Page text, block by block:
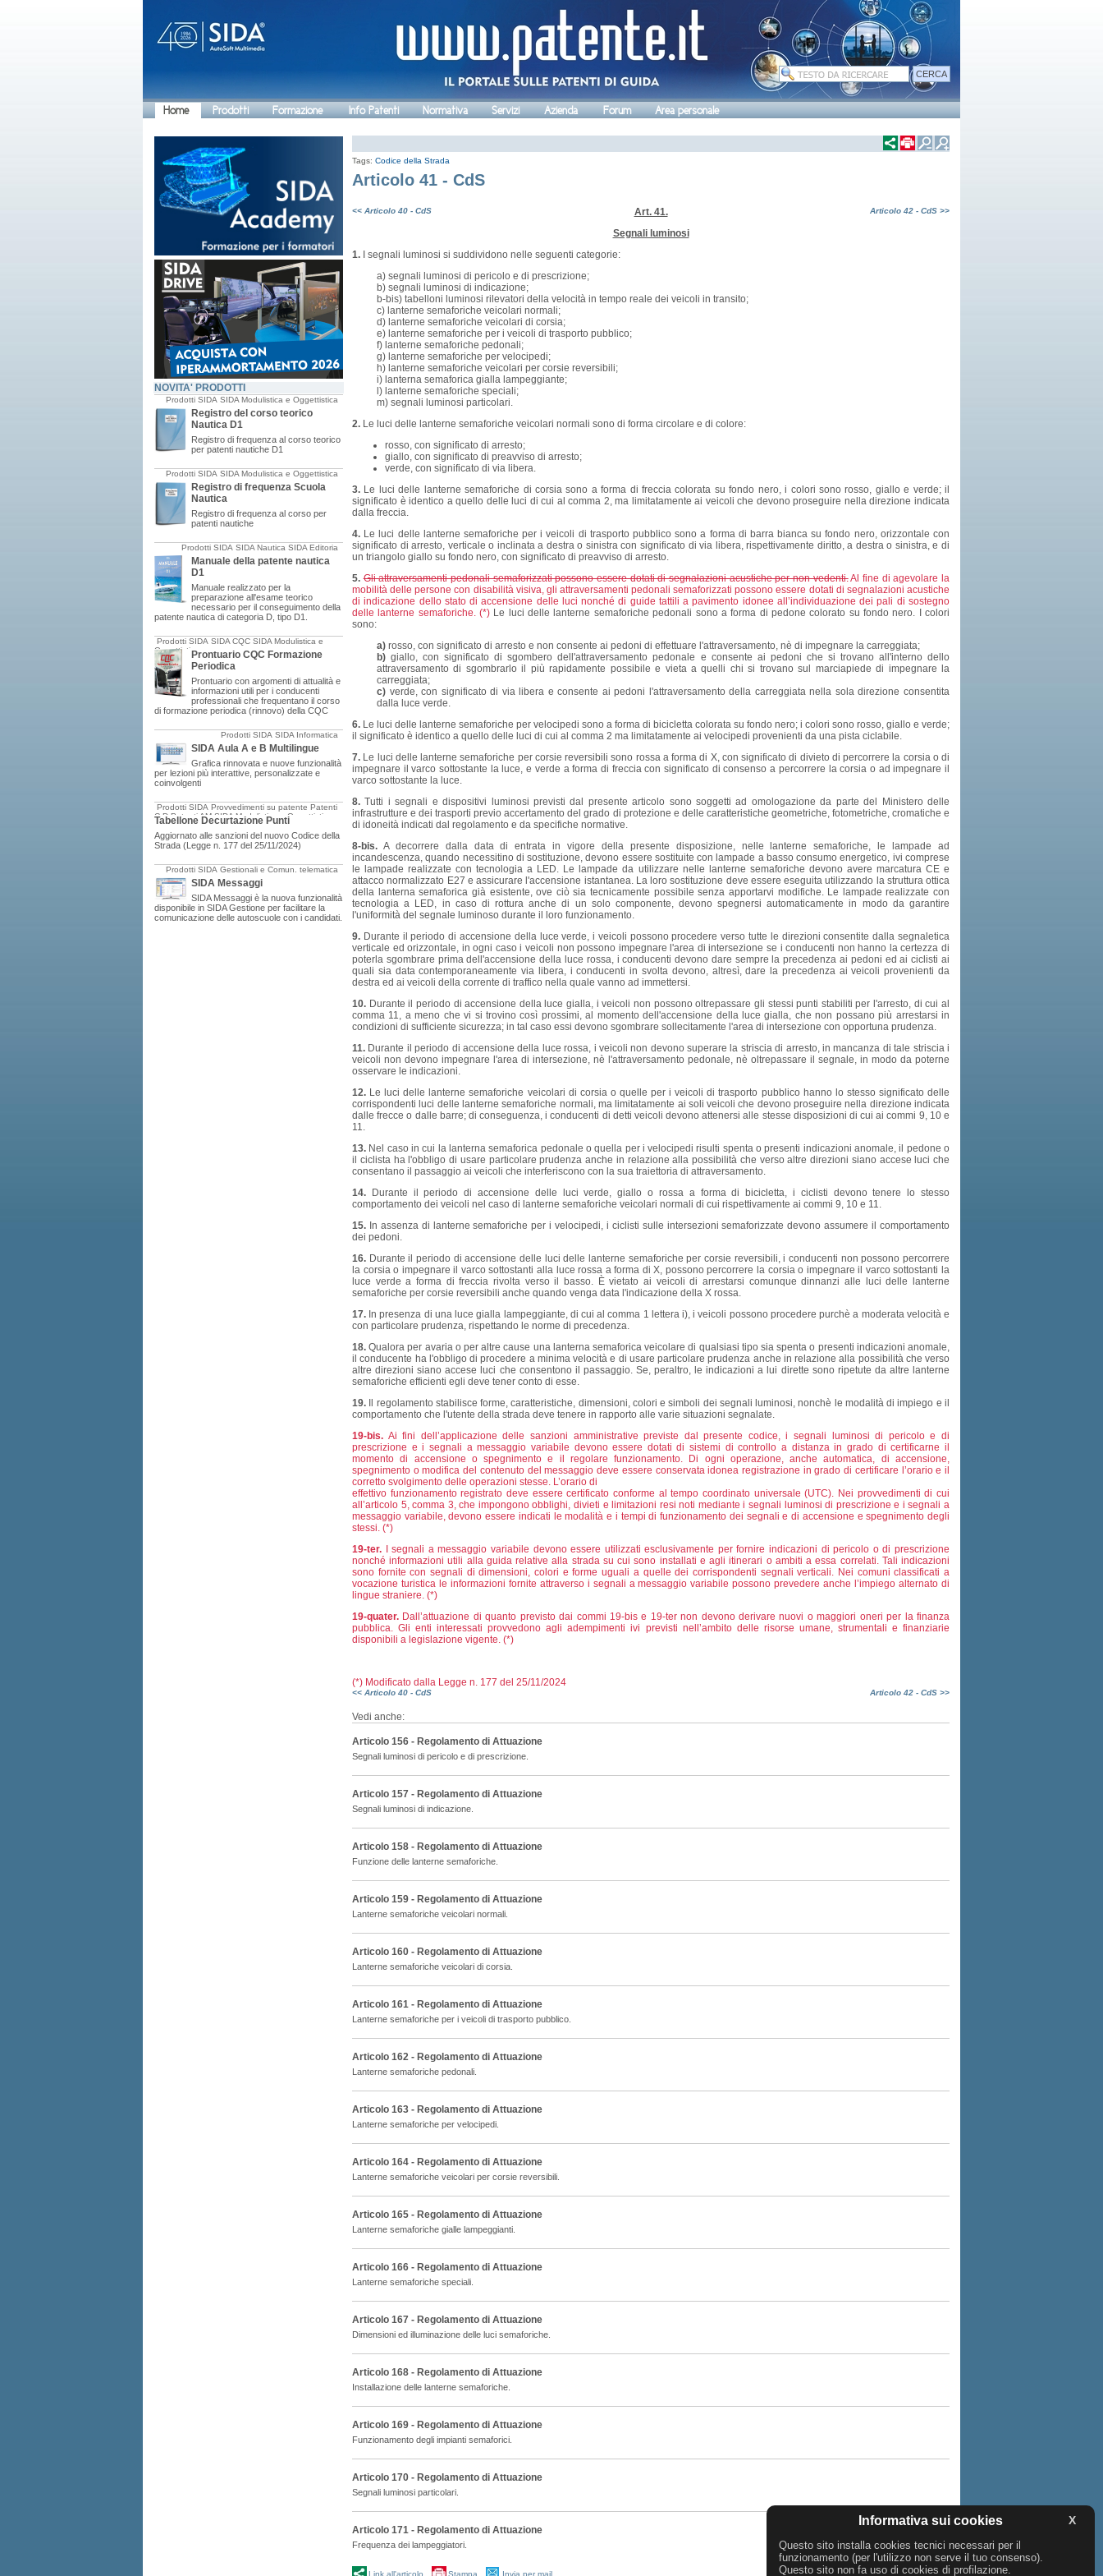
Home Prodotti Formazione Info Patenti Normativa Servizi Azienda Forum Area personale
NOVITA' PRODOTTI
Prodotti SIDA SIDA Modulistica e Oggettistica
Registro del corso teorico
Nautica D1
Registro di frequenza al corso teorico
per patenti nautiche D1
Prodotti SIDA SIDA Modulistica e Oggettistica
Registro di frequenza Scuola
Nautica
Registro di frequenza al corso per
patenti nautiche
Prodotti SIDA SIDA Nautica SIDA Editoria
Manuale della patente nautica
D1
Manuale realizzato per la
preparazione all'esame teorico
necessario per il conseguimento della
patente nautica di categoria D, tipo D1.
Prodotti SIDA SIDA CQC SIDA Modulistica e
OggettisticaProntuario CQC Formazione
Periodica
Prontuario con argomenti di attualità e
informazioni utili per i conducenti
professionali che frequentano il corso
di formazione periodica (rinnovo) della CQC
Prodotti SIDA SIDA Informatica
SIDA Aula A e B Multilingue
Grafica rinnovata e nuove funzionalità
per lezioni più interattive, personalizzate e
coinvolgenti
Prodotti SIDA Provvedimenti su patente Patenti
C-D Patenti AM SIDA Modulistica e Oggettistica
Tabellone Decurtazione Punti
Aggiornato alle sanzioni del nuovo Codice della
Strada (Legge n. 177 del 25/11/2024)
Prodotti SIDA Gestionali e Comun. telematica
SIDA Messaggi
SIDA Messaggi è la nuova funzionalità
disponibile in SIDA Gestione per facilitare la
comunicazione delle autoscuole con i candidati.
Tags: Codice della Strada
Articolo 41 - CdS
<< Articolo 40 - CdS Articolo 42 - CdS >>
Art. 41.
Segnali luminosi
1.
I segnali luminosi si suddividono nelle seguenti categorie:
a) segnali luminosi di pericolo e di prescrizione;
b) segnali luminosi di indicazione;
b-bis) tabelloni luminosi rilevatori della velocità in tempo reale dei veicoli in transito;
c) lanterne semaforiche veicolari normali;
d) lanterne semaforiche veicolari di corsia;
e) lanterne semaforiche per i veicoli di trasporto pubblico;
f) lanterne semaforiche pedonali;
g) lanterne semaforiche per velocipedi;
h) lanterne semaforiche veicolari per corsie reversibili;
i) lanterna semaforica gialla lampeggiante;
l) lanterne semaforiche speciali;
m) segnali luminosi particolari.
2. Le luci delle lanterne semaforiche veicolari normali sono di forma circolare e di colore:
rosso, con significato di arresto;
giallo, con significato di preavviso di arresto;
verde, con significato di via libera.
3. Le luci delle lanterne semaforiche di corsia sono a forma di freccia colorata su fondo nero, i colori sono rosso, giallo e verde; il
significato è identico a quello delle luci di cui al comma 2, ma limitatamente ai veicoli che devono proseguire nella direzione indicata
dalla freccia.
4. Le luci delle lanterne semaforiche per i veicoli di trasporto pubblico sono a forma di barra bianca su fondo nero, orizzontale con
significato di arresto, verticale o inclinata a destra o sinistra con significato di via libera, rispettivamente diritto, a destra o sinistra, e di
un triangolo giallo su fondo nero, con significato di preavviso di arresto.
5.Gli attraversamenti pedonali semaforizzati possono essere dotati di segnalazioni acustiche per non vedenti.Al fine di agevolare la
mobilità delle persone con disabilità visiva, gli attraversamenti pedonali semaforizzati possono essere dotati di segnalazioni acustiche
di indicazione dello stato di accensione delle luci nonché di guide tattili a pavimento idonee all’individuazione dei pali di sostegno
delle lanterne semaforiche. (*) Le luci delle lanterne semaforiche pedonali sono a forma di pedone colorato su fondo nero. I colori
sono:
a) rosso, con significato di arresto e non consente ai pedoni di effettuare l'attraversamento, nè di impegnare la carreggiata;
b) giallo, con significato di sgombero dell'attraversamento pedonale e consente ai pedoni che si trovano all'interno dello
attraversamento di sgombrarlo il più rapidamente possibile e vieta a quelli chi si trovano sul marciapiede di impegnare la
carreggiata;
c) verde, con significato di via libera e consente ai pedoni l'attraversamento della carreggiata nella sola direzione consentita
dalla luce verde.
6. Le luci delle lanterne semaforiche per velocipedi sono a forma di bicicletta colorata su fondo nero; i colori sono rosso, giallo e verde;
il significato è identico a quello delle luci di cui al comma 2 ma limitatamente ai velocipedi provenienti da una pista ciclabile.
7. Le luci delle lanterne semaforiche per corsie reversibili sono rossa a forma di X, con significato di divieto di percorrere la corsia o di
impegnare il varco sottostante la luce, e verde a forma di freccia con significato di consenso a percorrere la corsia o ad impegnare il
varco sottostante la luce.
8.Tutti i segnali e dispositivi luminosi previsti dal presente articolo sono soggetti ad omologazione da parte del Ministero delle
infrastrutture e dei trasporti previo accertamento del grado di protezione e delle caratteristiche geometriche, fotometriche, cromatiche e
di idoneità indicati dal regolamento e da specifiche normative.
8-bis. A decorrere dalla data di entrata in vigore della presente disposizione, nelle lanterne semaforiche, le lampade ad
incandescenza, quando necessitino di sostituzione, devono essere sostituite con lampade a basso consumo energetico, ivi comprese
le lampade realizzate con tecnologia a LED. Le lampade da utilizzare nelle lanterne semaforiche devono avere marcatura CE e
attacco normalizzato E27 e assicurare l'accensione istantanea. La loro sostituzione deve essere eseguita utilizzando la struttura ottica
della lanterna semaforica già esistente, ove ciò sia tecnicamente possibile senza apportarvi modifiche. Le lampade realizzate con
tecnologia a LED, in caso di rottura anche di un solo componente, devono spegnersi automaticamente in modo da garantire
l'uniformità del segnale luminoso durante il loro funzionamento.
9. Durante il periodo di accensione della luce verde, i veicoli possono procedere verso tutte le direzioni consentite dalla segnaletica
verticale ed orizzontale, in ogni caso i veicoli non possono impegnare l'area di intersezione se i conducenti non hanno la certezza di
poterla sgombrare prima dell'accensione della luce rossa, i conducenti devono dare sempre la precedenza ai pedoni ed ai ciclisti ai
quali sia data contemporaneamente via libera, i conducenti in svolta devono, altresì, dare la precedenza ai veicoli provenienti da
destra ed ai veicoli della corrente di traffico nella quale vanno ad immettersi.
10. Durante il periodo di accensione della luce gialla, i veicoli non possono oltrepassare gli stessi punti stabiliti per l'arresto, di cui al
comma 11, a meno che vi si trovino così prossimi, al momento dell'accensione della luce gialla, che non possano più arrestarsi in
condizioni di sufficiente sicurezza; in tal caso essi devono sgombrare sollecitamente l'area di intersezione con opportuna prudenza.
11. Durante il periodo di accensione della luce rossa, i veicoli non devono superare la striscia di arresto, in mancanza di tale striscia i
veicoli non devono impegnare l'area di intersezione, nè l'attraversamento pedonale, nè oltrepassare il segnale, in modo da poterne
osservare le indicazioni.
12. Le luci delle lanterne semaforiche veicolari di corsia o quelle per i veicoli di trasporto pubblico hanno lo stesso significato delle
corrispondenti luci delle lanterne semaforiche normali, ma limitatamente ai soli veicoli che devono proseguire nella direzione indicata
dalle frecce o dalle barre; di conseguenza, i conducenti di detti veicoli devono attenersi alle stesse disposizioni di cui ai commi 9, 10 e
11.
13. Nel caso in cui la lanterna semaforica pedonale o quella per i velocipedi risulti spenta o presenti indicazioni anomale, il pedone o
il ciclista ha l'obbligo di usare particolare prudenza anche in relazione alla possibilità che verso altre direzioni siano accese luci che
consentano il passaggio ai veicoli che interferiscono con la sua traiettoria di attraversamento.
14.
Durante il periodo di accensione delle luci verde, giallo o rossa a forma di bicicletta, i ciclisti devono tenere lo stesso
comportamento dei veicoli nel caso di lanterne semaforiche veicolari normali di cui rispettivamente ai commi 9, 10 e 11.
15. In assenza di lanterne semaforiche per i velocipedi, i ciclisti sulle intersezioni semaforizzate devono assumere il comportamento
dei pedoni.
16. Durante il periodo di accensione delle luci delle lanterne semaforiche per corsie reversibili, i conducenti non possono percorrere
la corsia o impegnare il varco sottostanti alla luce rossa a forma di X, possono percorrere la corsia o impegnare il varco sottostanti la
luce verde a forma di freccia rivolta verso il basso. È vietato ai veicoli di arrestarsi comunque dinnanzi alle luci delle lanterne
semaforiche per corsie reversibili anche quando venga data l'indicazione della X rossa.
17. In presenza di una luce gialla lampeggiante, di cui al comma 1 lettera i), i veicoli possono procedere purchè a moderata velocità e
con particolare prudenza, rispettando le norme di precedenza.
18.Qualora per avaria o per altre cause una lanterna semaforica veicolare di qualsiasi tipo sia spenta o presenti indicazioni anomale,
il conducente ha l'obbligo di procedere a minima velocità e di usare particolare prudenza anche in relazione alla possibilità che verso
altre direzioni siano accese luci che consentono il passaggio. Se, peraltro, le indicazioni a lui dirette sono ripetute da altre lanterne
semaforiche efficienti egli deve tener conto di esse.
19.
Il regolamento stabilisce forme, caratteristiche, dimensioni, colori e simboli dei segnali luminosi, nonchè le modalità di impiego e il
comportamento che l'utente della strada deve tenere in rapporto alle varie situazioni segnalate.
19-bis. Ai fini dell’applicazione delle sanzioni amministrative previste dal presente codice, i segnali luminosi di pericolo e di
prescrizione e i segnali a messaggio variabile devono essere dotati di sistemi di controllo a distanza in grado di certificarne il
momento di accensione o spegnimento e il regolare funzionamento. Di ogni operazione, anche automatica, di accensione,
spegnimento o modifica del contenuto del messaggio deve essere conservata idonea registrazione in grado di certificare l’orario e il
corretto svolgimento delle operazioni stesse. L’orario di
effettivo funzionamento registrato deve essere certificato conforme al tempo coordinato universale (UTC). Nei provvedimenti di cui
all’articolo 5, comma 3, che impongono obblighi, divieti e limitazioni resi noti mediante i segnali luminosi di prescrizione e i segnali a
messaggio variabile, devono essere indicati le modalità e i tempi di funzionamento dei segnali e di accensione e spegnimento degli
stessi. (*)
19-ter. I segnali a messaggio variabile devono essere utilizzati esclusivamente per fornire indicazioni di pericolo o di prescrizione
nonché informazioni utili alla guida relative alla strada su cui sono installati e agli itinerari o ambiti a essa correlati. Tali indicazioni
sono fornite con segnali di dimensioni, colori e forme uguali a quelle dei corrispondenti segnali verticali. Nei comuni classificati a
vocazione turistica le informazioni fornite attraverso i segnali a messaggio variabile possono prevedere anche l’impiego alternato di
lingue straniere. (*)
19-quater. Dall’attuazione di quanto previsto dai commi 19-bis e 19-ter non devono derivare nuovi o maggiori oneri per la finanza
pubblica. Gli enti interessati provvedono agli adempimenti ivi previsti nell’ambito delle risorse umane, strumentali e finanziarie
disponibili a legislazione vigente. (*)
(*) Modificato dalla Legge n. 177 del 25/11/2024
<< Articolo 40 - CdS Articolo 42 - CdS >>
Vedi anche:
Articolo 156 - Regolamento di Attuazione
Segnali luminosi di pericolo e di prescrizione.
Articolo 157 - Regolamento di Attuazione
Segnali luminosi di indicazione.
Articolo 158 - Regolamento di Attuazione
Funzione delle lanterne semaforiche.
Articolo 159 - Regolamento di Attuazione
Lanterne semaforiche veicolari normali.
Articolo 160 - Regolamento di Attuazione
Lanterne semaforiche veicolari di corsia.
Articolo 161 - Regolamento di Attuazione
Lanterne semaforiche per i veicoli di trasporto pubblico.
Articolo 162 - Regolamento di Attuazione
Lanterne semaforiche pedonali.
Articolo 163 - Regolamento di Attuazione
Lanterne semaforiche per velocipedi.
Articolo 164 - Regolamento di Attuazione
Lanterne semaforiche veicolari per corsie reversibili.
Articolo 165 - Regolamento di Attuazione
Lanterne semaforiche gialle lampeggianti.
Articolo 166 - Regolamento di Attuazione
Lanterne semaforiche speciali.
Articolo 167 - Regolamento di Attuazione
Dimensioni ed illuminazione delle luci semaforiche.
Articolo 168 - Regolamento di Attuazione
Installazione delle lanterne semaforiche.
Articolo 169 - Regolamento di Attuazione
Funzionamento degli impianti semaforici.
Articolo 170 - Regolamento di Attuazione
Segnali luminosi particolari.
Articolo 171 - Regolamento di Attuazione
Frequenza dei lampeggiatori.
Informativa sui cookies X
Questo sito installa cookies tecnici necessari per il
funzionamento (per l'utilizzo non serve il tuo consenso).
Questo sito non fa uso di cookies di profilazione.